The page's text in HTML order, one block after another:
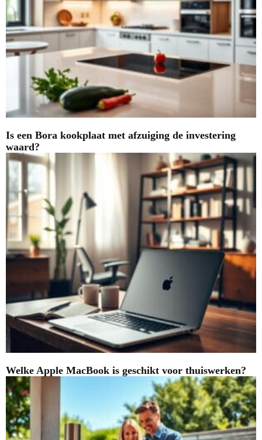
Is een Bora kookplaat met afzuiging de investering
waard?
Welke Apple MacBook is geschikt voor thuiswerken?